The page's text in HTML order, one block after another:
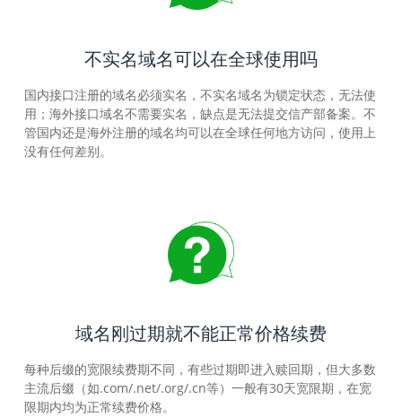
不实名域名可以在全球使用吗
国内接口注册的域名必须实名，不实名域名为锁定状态，无法使
用；海外接口域名不需要实名，缺点是无法提交信产部备案。不
管国内还是海外注册的域名均可以在全球任何地方访问，使用上
没有任何差别。
域名刚过期就不能正常价格续费
每种后缀的宽限续费期不同，有些过期即进入赎回期，但大多数
主流后缀（如.com/.net/.org/.cn等）一般有30天宽限期，在宽
限期内均为正常续费价格。